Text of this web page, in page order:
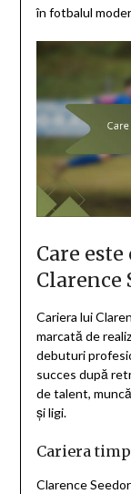
în fotbalul
Care
Clarence
Cariera lui
marcată de
debuturi
succes după
de talent,
și ligi.
Cariera
Clarence